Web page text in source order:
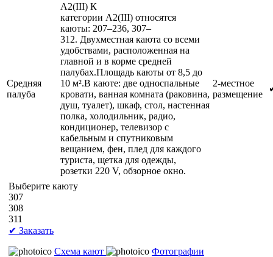
Средняя
палуба
А2(III) К
категории А2(III) относятся
каюты: 207–236, 307–
312. Двухместная каюта со всеми
удобствами, расположенная на
главной и в корме средней
палубах.Площадь каюты от 8,5 до
10 м².В каюте: две односпальные
кровати, ванная комната (раковина,
душ, туалет), шкаф, стол, настенная
полка, холодильник, радио,
кондиционер, телевизор с
кабельным и спутниковым
вещанием, фен, плед для каждого
туриста, щетка для одежды,
розетки 220 V, обзорное окно.
2-местное
размещение
Выберите каюту
307
308
311
✔ Заказать
Схема кают
Фотографии